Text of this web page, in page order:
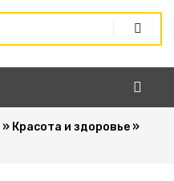
» Красота и здоровье »